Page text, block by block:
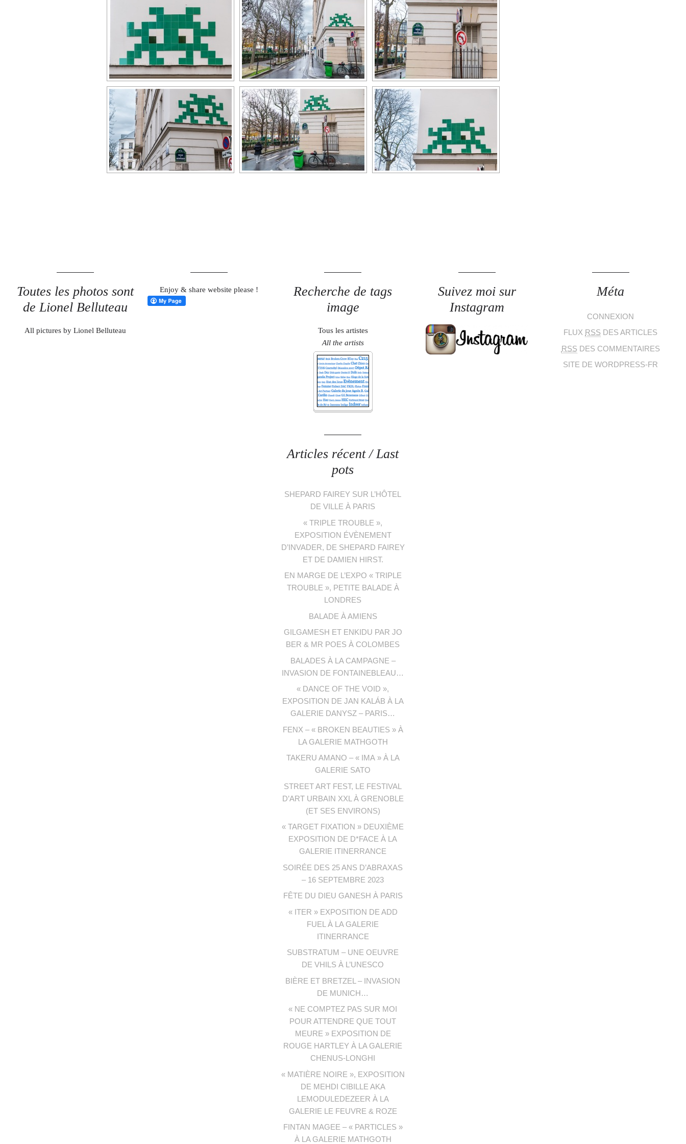
Toutes les photos sont
de Lionel Belluteau
All pictures by Lionel Belluteau
Enjoy & share website please !
Recherche de tags
image
Tous les artistes
All the artists
Suivez moi sur
Instagram
Méta
CONNEXION
FLUX RSS DES ARTICLES
RSS DES COMMENTAIRES
SITE DE WORDPRESS-FR
Articles récent / Last
pots
SHEPARD FAIREY SUR L’HÔTEL
DE VILLE À PARIS
« TRIPLE TROUBLE »,
EXPOSITION ÉVÈNEMENT
D’INVADER, DE SHEPARD FAIREY
ET DE DAMIEN HIRST.
EN MARGE DE L’EXPO « TRIPLE
TROUBLE », PETITE BALADE À
LONDRES
BALADE À AMIENS
GILGAMESH ET ENKIDU PAR JO
BER & MR POES À COLOMBES
BALADES À LA CAMPAGNE –
INVASION DE FONTAINEBLEAU…
« DANCE OF THE VOID »,
EXPOSITION DE JAN KALÁB À LA
GALERIE DANYSZ – PARIS…
FENX – « BROKEN BEAUTIES » À
LA GALERIE MATHGOTH
TAKERU AMANO – « IMA » À LA
GALERIE SATO
STREET ART FEST, LE FESTIVAL
D’ART URBAIN XXL À GRENOBLE
(ET SES ENVIRONS)
« TARGET FIXATION » DEUXIÈME
EXPOSITION DE D*FACE À LA
GALERIE ITINERRANCE
SOIRÉE DES 25 ANS D’ABRAXAS
– 16 SEPTEMBRE 2023
FÊTE DU DIEU GANESH À PARIS
« ITER » EXPOSITION DE ADD
FUEL À LA GALERIE
ITINERRANCE
SUBSTRATUM – UNE OEUVRE
DE VHILS À L’UNESCO
BIÈRE ET BRETZEL – INVASION
DE MUNICH…
« NE COMPTEZ PAS SUR MOI
POUR ATTENDRE QUE TOUT
MEURE » EXPOSITION DE
ROUGE HARTLEY À LA GALERIE
CHENUS-LONGHI
« MATIÈRE NOIRE », EXPOSITION
DE MEHDI CIBILLE AKA
LEMODULEDEZEER À LA
GALERIE LE FEUVRE & ROZE
FINTAN MAGEE – « PARTICLES »
À LA GALERIE MATHGOTH